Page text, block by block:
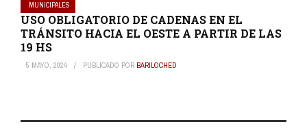
MUNICIPALES
USO OBLIGATORIO DE CADENAS EN EL
TRÁNSITO HACIA EL OESTE A PARTIR DE LAS
19 HS
5 MAYO, 2024 PUBLICADO POR BARILOCHED